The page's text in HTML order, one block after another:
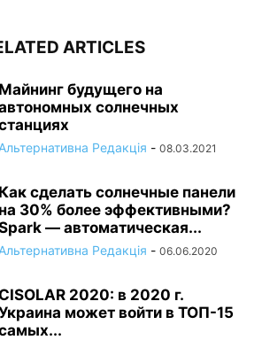
ARTICLES
Майнинг будущего на
солнечных
Альтернативна Редакція - 08.03.2021
Как сделать солнечные панели
на 30% более эффективными?
— автоматическая...
Альтернативна Редакція - 06.06.2020
2020: в 2020 г.
может войти в ТОП-15